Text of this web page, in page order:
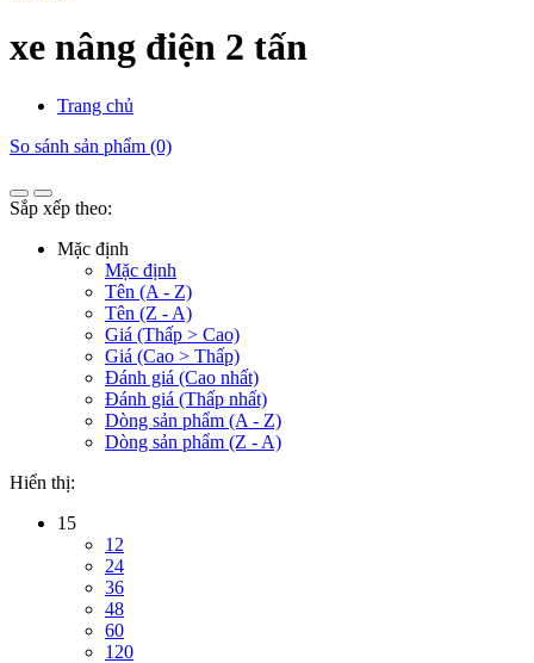
xe nâng điện 2 tấn
Trang chủ
So sánh sản phẩm (0)
Sắp xếp theo:
Mặc định
Mặc định
Tên (A - Z)
Tên (Z - A)
Giá (Thấp > Cao)
Giá (Cao > Thấp)
Đánh giá (Cao nhất)
Đánh giá (Thấp nhất)
Dòng sản phẩm (A - Z)
Dòng sản phẩm (Z - A)
Hiển thị:
15
12
24
36
48
60
120